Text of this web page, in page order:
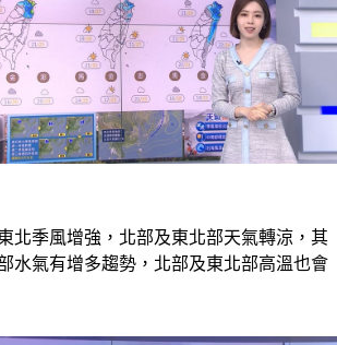
北季風增強，北部及東北部天氣轉涼，其
水氣有增多趨勢，北部及東北部高溫也會